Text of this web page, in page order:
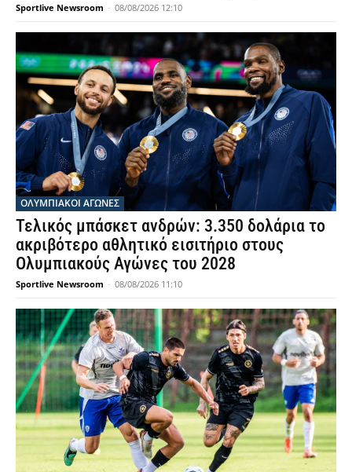
Sportlive Newsroom - 08/08/2026 12:10
ΟΛΥΜΠΙΑΚΟΊ ΑΓΏΝΕΣ
Τελικός μπάσκετ ανδρών: 3.350 δολάρια το
ακριβότερο αθλητικό εισιτήριο στους
Ολυμπιακούς Αγώνες του 2028
Sportlive Newsroom - 08/08/2026 11:10